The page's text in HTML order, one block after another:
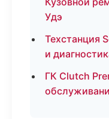
Удэ
Техстанция
и
ГК Clutch